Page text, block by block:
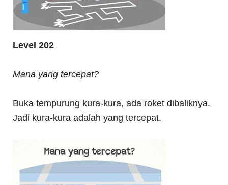
Level 202
Mana yang tercepat?
Buka tempurung kura-kura, ada roket dibaliknya.
Jadi kura-kura adalah yang tercepat.